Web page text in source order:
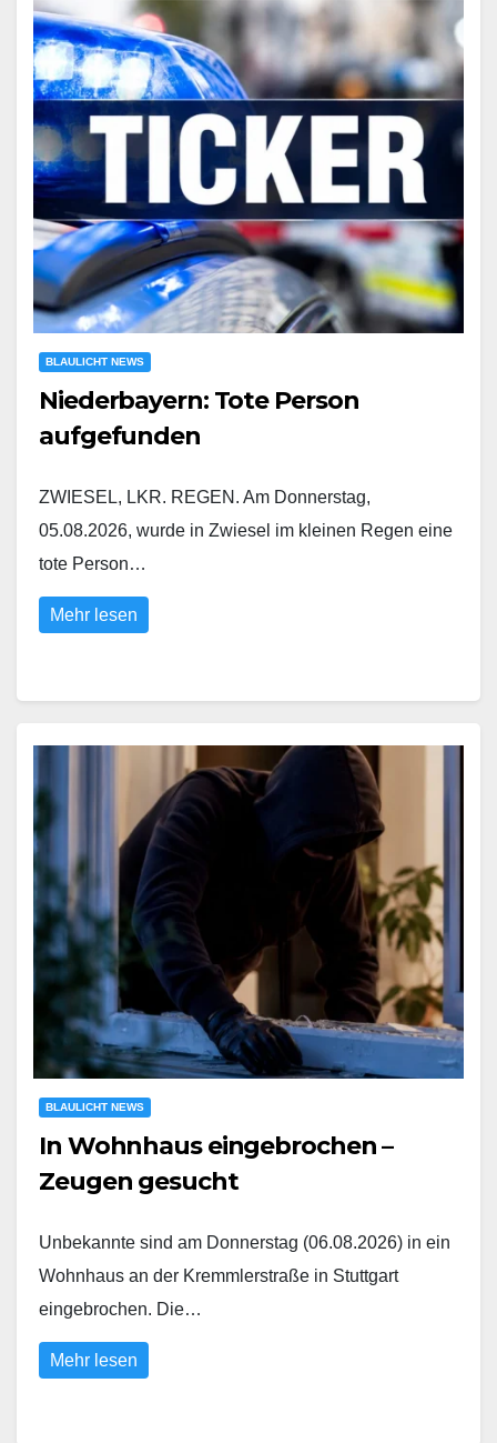
BLAULICHT NEWS
Niederbayern: Tote Person
aufgefunden
ZWIESEL, LKR. REGEN. Am Donnerstag,
05.08.2026, wurde in Zwiesel im kleinen Regen eine
tote Person…
Mehr lesen
BLAULICHT NEWS
In Wohnhaus eingebrochen –
Zeugen gesucht
Unbekannte sind am Donnerstag (06.08.2026) in ein
Wohnhaus an der Kremmlerstraße in Stuttgart
eingebrochen. Die…
Mehr lesen